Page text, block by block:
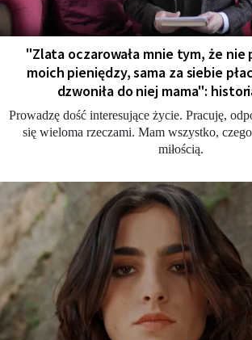
"Zlata oczarowała mnie tym, że nie
moich pieniędzy, sama za siebie
dzwoniła do niej mama":
Prowadzę dość interesujące życie. Pracuję,
się wieloma rzeczami. Mam wszystko,
miłością.